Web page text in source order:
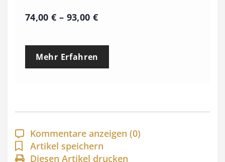
74,00€ – 93,00 €P
e
p
a
n
Mehr Erfahren
Kommentare anzeigen (0)
Artikel speichern
Diesen Artikel drucken